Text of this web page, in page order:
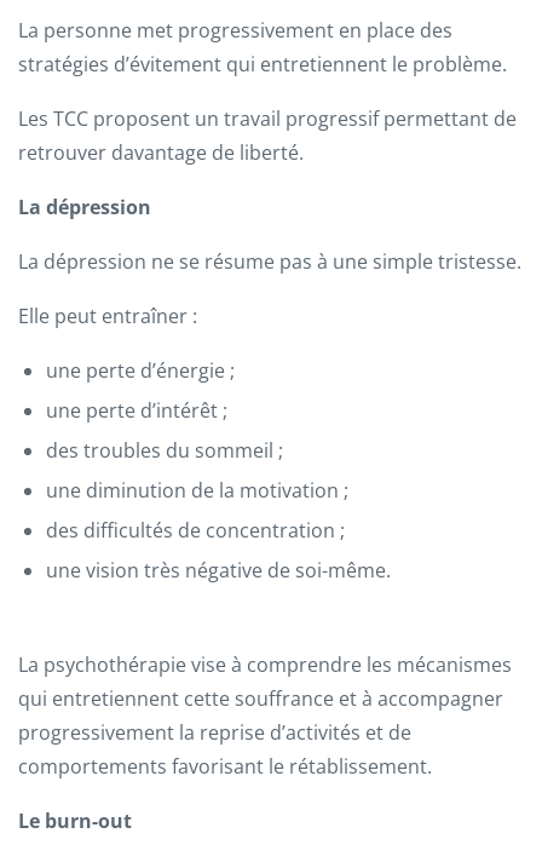
La personne met progressivement en place des
stratégies d’évitement qui entretiennent le problème.
Les TCC proposent un travail progressif permettant de
retrouver davantage de liberté.
La dépression
La dépression ne se résume pas à une simple tristesse.
Elle peut entraîner :
une perte d’énergie ;
une perte d’intérêt ;
des troubles du sommeil ;
une diminution de la motivation ;
des difficultés de concentration ;
une vision très négative de soi-même.
La psychothérapie vise à comprendre les mécanismes
qui entretiennent cette souffrance et à accompagner
progressivement la reprise d’activités et de
comportements favorisant le rétablissement.
Le burn-out